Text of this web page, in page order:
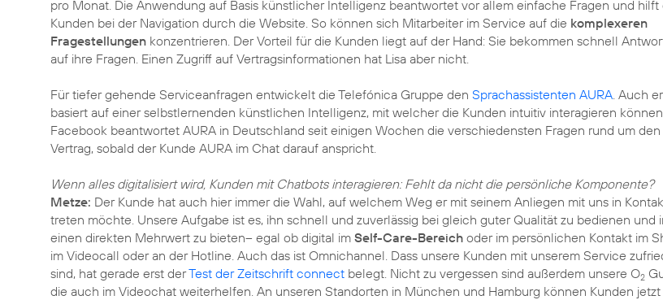
pro Monat. Die Anwendung auf Basis künstlicher Intelligenz beantwortet vor allem einfache Fragen und hilft
Kunden bei der Navigation durch die Website. So können sich Mitarbeiter im Service auf die komplexeren
Fragestellungen konzentrieren. Der Vorteil für die Kunden liegt auf der Hand: Sie bekommen schnell
auf ihre Fragen. Einen Zugriff auf Vertragsinformationen hat Lisa aber nicht.
Für tiefer gehende Serviceanfragen entwickelt die Telefónica Gruppe den Sprachassistenten AURA. Auch er
basiert auf einer selbstlernenden künstlichen Intelligenz, mit welcher die Kunden intuitiv interagieren
Facebook beantwortet AURA in Deutschland seit einigen Wochen die verschiedensten Fragen rund um den
Vertrag, sobald der Kunde AURA im Chat darauf anspricht.
Wenn alles digitalisiert wird, Kunden mit Chatbots interagieren: Fehlt da nicht die persönliche Komponente?
Metze: Der Kunde hat auch hier immer die Wahl, auf welchem Weg er mit seinem Anliegen mit uns in
treten möchte. Unsere Aufgabe ist es, ihn schnell und zuverlässig bei gleich guter Qualität zu bedienen und
einen direkten Mehrwert zu bieten– egal ob digital im Self-Care-Bereich oder im persönlichen Kontakt im
im Videocall oder an der Hotline. Auch das ist Omnichannel. Dass unsere Kunden mit unserem Service
sind, hat gerade erst derTest der Zeitschrift connect belegt. Nicht zu vergessen sind außerdem unsere O2
die auch im Videochat weiterhelfen. An unseren Standorten in München und Hamburg können Kunden